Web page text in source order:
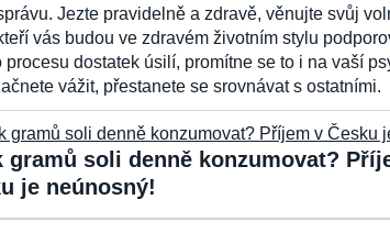
Jezte pravidelně a zdravě, věnujte svůj
vás budou ve zdravém životním stylu
procesu dostatek úsilí, promítne se to i na vaší
vážit, přestanete se srovnávat s ostatními.
gramů soli denně konzumovat?
je neúnosný!